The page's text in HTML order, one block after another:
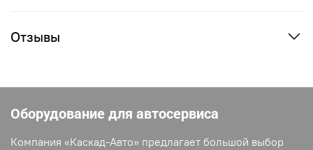
Отзывы
Оборудование для автосервиса
Компания «Каскад-Авто» предлагает большой выбор